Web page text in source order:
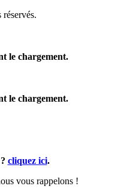
le chargement.
le chargement.
cliquez ici.
vous rappelons !